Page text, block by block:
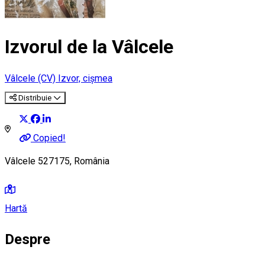
Izvorul de la Vâlcele
Vâlcele (CV) Izvor, cișmea
Distribuie
Copied!
Vâlcele 527175, România
Hartă
Despre